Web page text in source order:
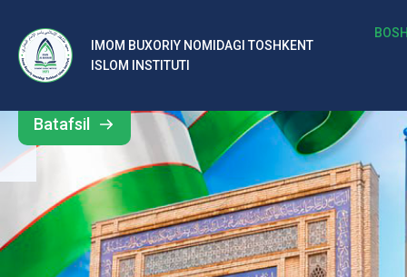
IMOM BUXORIY NOMIDAGI TOSHKENT
ISLOM INSTITUTI
b
al
ar
o‘
rt
Barcha
yangiliklar
Batafsil